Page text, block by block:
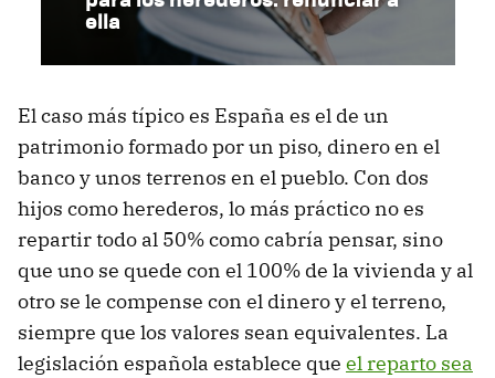
ella
El caso más típico es España es el de un
patrimonio formado por un piso, dinero en el
banco y unos terrenos en el pueblo. Con dos
hijos como herederos, lo más práctico no es
repartir todo al 50% como cabría pensar, sino
que uno se quede con el 100% de la vivienda y al
otro se le compense con el dinero y el terreno,
siempre que los valores sean equivalentes. La
legislación española establece que el reparto sea